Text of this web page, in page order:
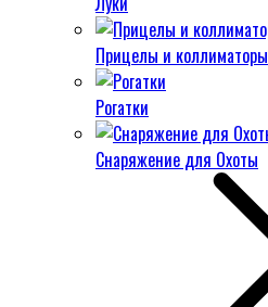
Прицелы и коллиматоры
Рогатки
Снаряжение для Охоты